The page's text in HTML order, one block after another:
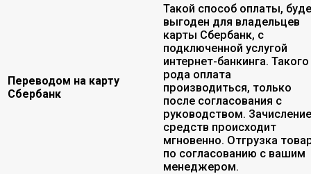
Переводом на карту
Сбербанк
Такой способ оплаты,
выгоден для владельцев
карты Сбербанк, с
подключенной услугой
интернет-банкинга. Такого
рода оплата
производиться, только
после согласования с
руководством. Зачисление
средств происходит
мгновенно. Отгрузка
по согласованию с вашим
менеджером.